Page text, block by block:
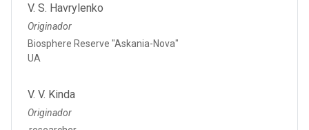
V. S. Havrylenko
Originador
Biosphere Reserve "Askania-Nova"
UA
V. V. Kinda
Originador